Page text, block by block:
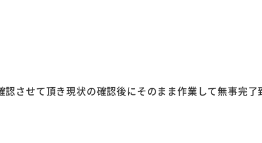
認させて頂き現状の確認後にそのまま作業して無事完了